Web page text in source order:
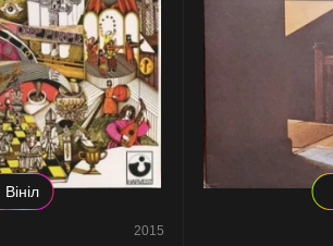
Вініл
2015